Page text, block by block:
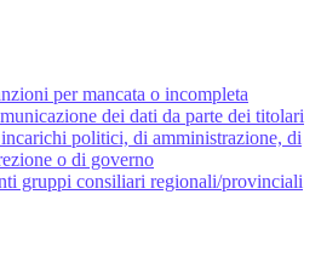
per mancata o incompleta
dei dati da parte dei titolari
politici, di amministrazione, di
o di governo
gruppi consiliari regionali/provinciali